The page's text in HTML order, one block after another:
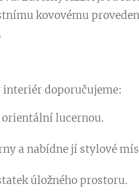
kovovému
interiér doporučujeme:
lucernou.
a nabídne jí stylové
úložného prostoru.